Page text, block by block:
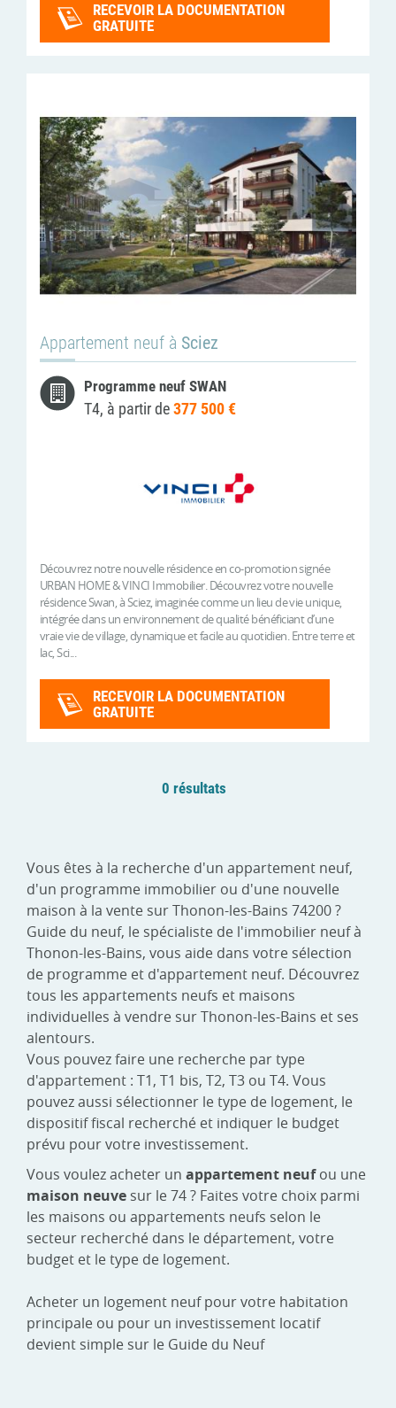
RECEVOIR LA DOCUMENTATION
GRATUITE
Appartement neuf à Sciez
Programme neuf SWAN
T4, à partir de377 500 €
Découvrez notre nouvelle résidence en co-promotion signée
URBAN HOME & VINCI Immobilier. Découvrez votre nouvelle
résidence Swan, à Sciez, imaginée comme un lieu de vie unique,
intégrée dans un environnement de qualité bénéficiant d’une
vraie vie de village, dynamique et facile au quotidien. Entre terre et
lac, Sci...
RECEVOIR LA DOCUMENTATION
GRATUITE
0 résultats
Vous êtes à la recherche d'un appartement neuf,
d'un programme immobilier ou d'une nouvelle
maison à la vente sur Thonon-les-Bains 74200 ?
Guide du neuf, le spécialiste de l'immobilier neuf à
Thonon-les-Bains, vous aide dans votre sélection
de programme et d'appartement neuf. Découvrez
tous les appartements neufs et maisons
individuelles à vendre sur Thonon-les-Bains et ses
alentours.
Vous pouvez faire une recherche par type
d'appartement : T1, T1 bis, T2, T3 ou T4. Vous
pouvez aussi sélectionner le type de logement, le
dispositif fiscal recherché et indiquer le budget
prévu pour votre investissement.
Vous voulez acheter un appartement neufou une
maison neuve sur le 74 ? Faites votre choix parmi
les maisons ou appartements neufs selon le
secteur recherché dans le département, votre
budget et le type de logement.
Acheter un logement neuf pour votre habitation
principale ou pour un investissement locatif
devient simple sur le Guide du Neuf